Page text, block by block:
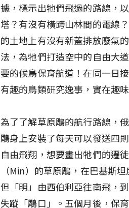
據，標示出牠們飛過的路線，
塔？有沒有橫跨山林間的電線
的土地上有沒有新蓋排放廢氣
法，為牠們打造空中的自由大
要的候鳥保育航道！在同一日
有趣的鳥類研究逸事，實在趣
為了了解草原鵰的航行路線，
鵰身上安裝了每天可以發送四
自由飛翔，想要畫出牠們的遷
（Min）的草原鵰，在巴基斯
但「明」由西伯利亞往南飛，
失蹤「鵰口」。五個月後，保